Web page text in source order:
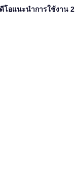
โอแนะนำการใช้งาน 2